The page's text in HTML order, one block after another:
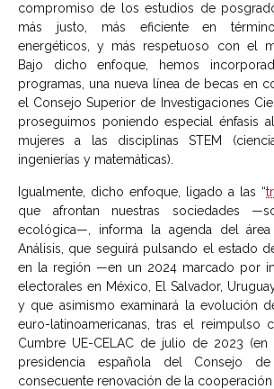
compromiso de los estudios de
más justo, más eficiente en
energéticos, y más respetuoso con el
Bajo dicho enfoque, hemos
programas, una nueva línea de becas en
el Consejo Superior de Investigaciones
proseguimos poniendo especial énfasis
mujeres a las disciplinas STEM
ingenierías y matemáticas).
Igualmente, dicho enfoque, ligado a las “
que afrontan nuestras sociedades
ecológica—, informa la agenda del
Análisis, que seguirá pulsando el estado
en la región —en un 2024 marcado por
electorales en México, El Salvador,
y que asimismo examinará la evolución
euro-latinoamericanas, tras el reimpulso
Cumbre UE-CELAC de julio de 2023
presidencia española del Consejo
consecuente renovación de la cooperación